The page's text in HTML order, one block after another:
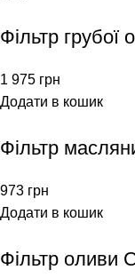
Фільтр
1 975 грн
Додати в кошик
Фільтр
973 грн
Додати в кошик
Фільтр оливи